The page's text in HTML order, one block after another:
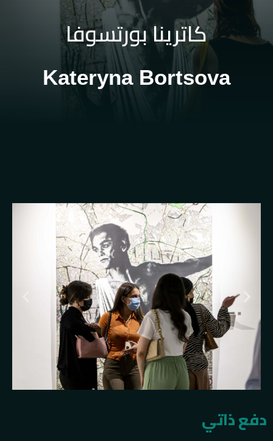
كاترينا بورتسوفا
Kateryna Bortsova
دفع ذاتي